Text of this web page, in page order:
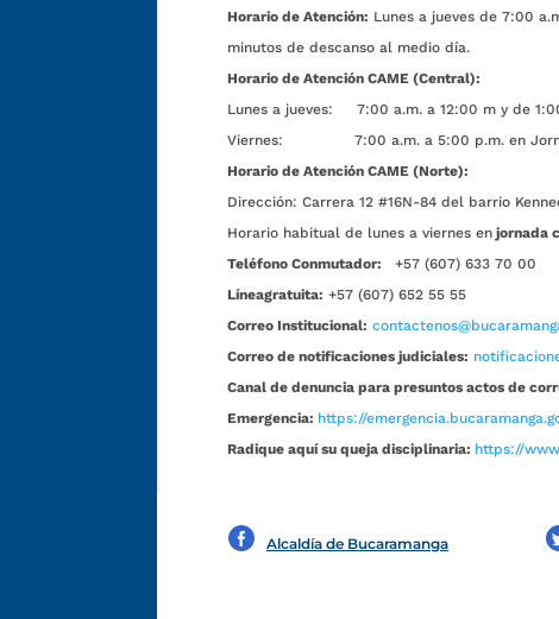
Horario de Atención: Lunes a jueves de 7:00
minutos de descanso al medio día.
Horario de Atención CAME (Central):
Lunes a jueves: 7:00 a.m. a 12:00 m y de
Viernes: 7:00 a.m. a 5:00 p.m. en
Horario de Atención CAME (Norte):
Dirección: Carrera 12 #16N-84 del barrio
Horario habitual de lunes a viernes en jornada
Teléfono Conmutador:
+57 (607) 633 70 00
Líneagratuita: +57 (607) 652 55 55
Correo Institucional:
Correo de notificaciones judiciales:
Canal de denuncia para presuntos actos de
Emergencia: https://
Radique aquí su queja disciplinaria: https://
Alcaldía de Bucaramanga